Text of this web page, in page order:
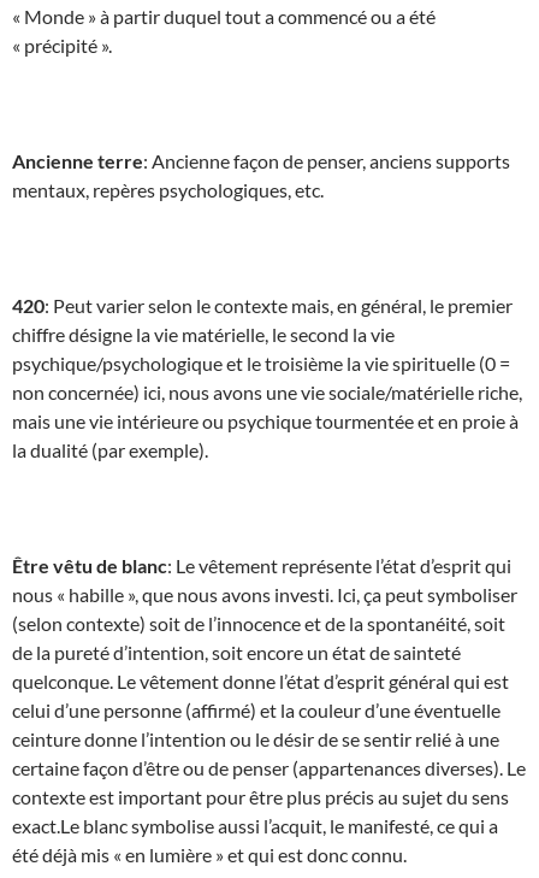
« Monde » à partir duquel tout a commencé ou a été
« précipité ».
Ancienne terre: Ancienne façon de penser, anciens supports
mentaux, repères psychologiques, etc.
420: Peut varier selon le contexte mais, en général, le premier
chiffre désigne la vie matérielle, le second la vie
psychique/psychologique et le troisième la vie spirituelle (0 =
non concernée) ici, nous avons une vie sociale/matérielle riche,
mais une vie intérieure ou psychique tourmentée et en proie à
la dualité (par exemple).
Être vêtu de blanc: Le vêtement représente l’état d’esprit qui
nous « habille », que nous avons investi. Ici, ça peut symboliser
(selon contexte) soit de l’innocence et de la spontanéité, soit
de la pureté d’intention, soit encore un état de sainteté
quelconque. Le vêtement donne l’état d’esprit général qui est
celui d’une personne (affirmé) et la couleur d’une éventuelle
ceinture donne l’intention ou le désir de se sentir relié à une
certaine façon d’être ou de penser (appartenances diverses). Le
contexte est important pour être plus précis au sujet du sens
exact.Le blanc symbolise aussi l’acquit, le manifesté, ce qui a
été déjà mis « en lumière » et qui est donc connu.